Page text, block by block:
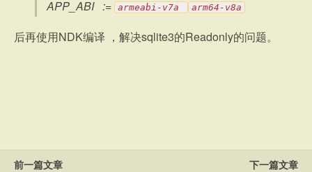
APP_ABI := armeabi-v7a arm64-v8a
后再使用NDK编译 ，解决sqlite3的Readonly的问题。
前一篇文章 下一篇文章